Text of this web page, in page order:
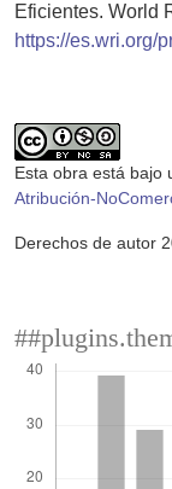
Eficientes. World
https://es.wri.org/
Esta obra está bajo
Atribución-
Derechos de autor